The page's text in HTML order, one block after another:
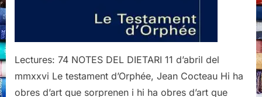
Lectures: 74 NOTES DEL DIETARI 11 d’abril del
mmxxvi Le testament d’Orphée, Jean Cocteau Hi ha
obres d’art que sorprenen i hi ha obres d’art que